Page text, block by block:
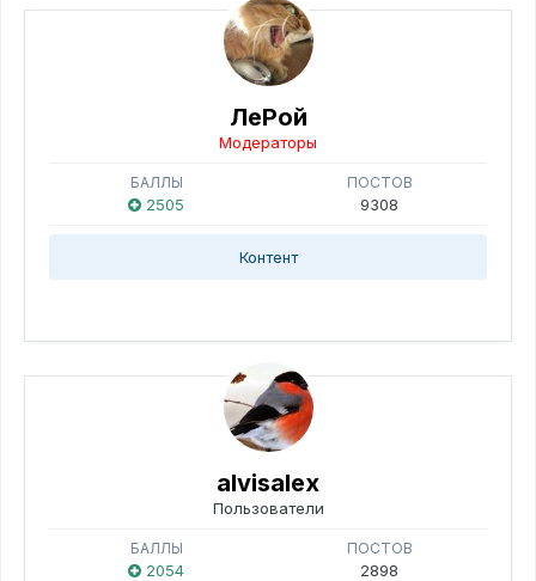
ЛеРой
Модераторы
БАЛЛЫ
2505
ПОСТОВ
9308
Контент
alvisalex
Пользователи
БАЛЛЫ
2054
ПОСТОВ
2898